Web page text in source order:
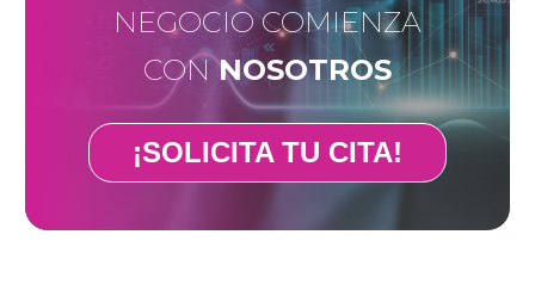
NEGOCIO COMIENZA
CONNOSOTROS
¡SOLICITA TU CITA!